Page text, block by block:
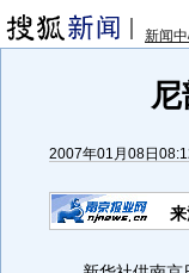
新闻
2007年01月08日